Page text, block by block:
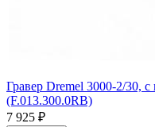
Гравер Dremel 3000-2/30,
(F.013.300.0RB)
7 925 ₽